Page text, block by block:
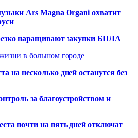
Ars Magna Organi охватит
наращивают закупки БПЛА
в большом городе
на несколько дней останутся без
за благоустройством и
почти на пять дней отключат